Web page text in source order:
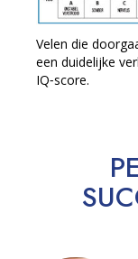
Velen die
een duidelijke
IQ‑score.